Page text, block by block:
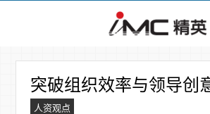
突破组织效率与领导创
人资观点